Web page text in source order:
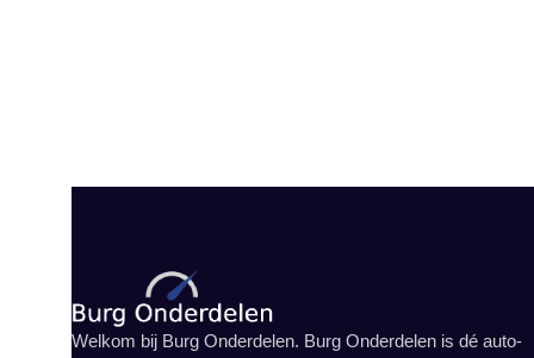
Welkom bij Burg Onderdelen. Burg Onderdelen is dé auto-